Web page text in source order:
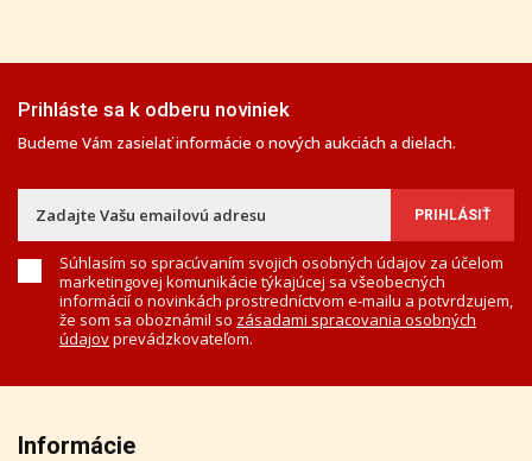
Prihláste sa k odberu noviniek
Budeme Vám zasielať informácie o nových aukciách a dielach.
Súhlasím so spracúvaním svojich osobných údajov za účelom
marketingovej komunikácie týkajúcej sa všeobecných
informácií o novinkách prostredníctvom e-mailu a potvrdzujem,
že som sa oboznámil so zásadami spracovania osobných
údajovprevádzkovateľom.
Informácie